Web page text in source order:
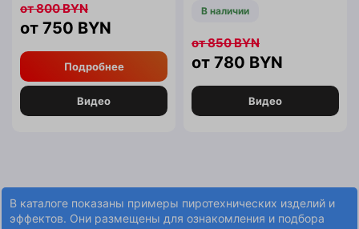
750 BYN
800BYN
Подробнее
Видео
В наличии
780 BYN
850BYN
Видео
В каталоге показаны примеры пиротехнических изделий и
эффектов. Они размещены для ознакомления и подбора